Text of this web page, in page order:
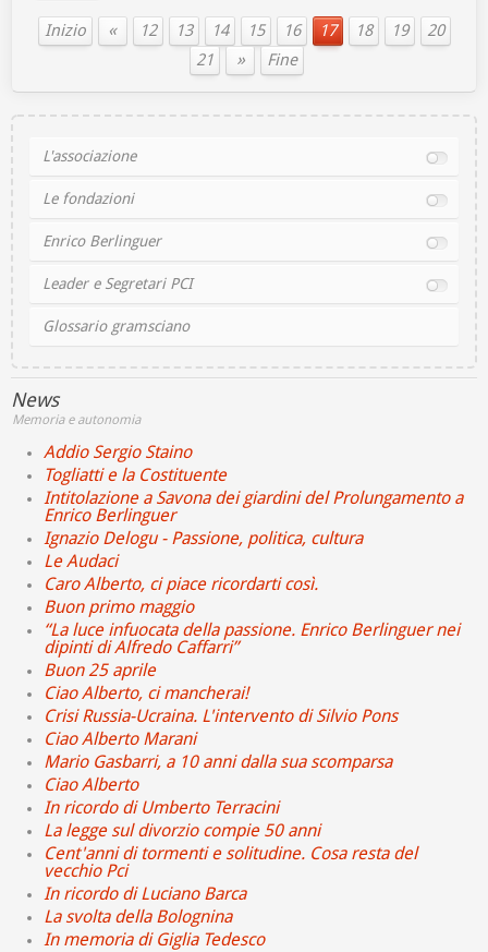
Inizio « 12 13 14 15 16 17 18 19
20
21
» Fine
L'associazione
Le fondazioni
Enrico Berlinguer
Leader e Segretari PCI
Glossario gramsciano
News
Memoria e autonomia
Addio Sergio Staino
Togliatti e la Costituente
Intitolazione a Savona dei giardini del Prolungamento a
Enrico Berlinguer
Ignazio Delogu - Passione, politica, cultura
Le Audaci
Caro Alberto, ci piace ricordarti così.
Buon primo maggio
“La luce infuocata della passione. Enrico Berlinguer nei
dipinti di Alfredo Caffarri”
Buon 25 aprile
Ciao Alberto, ci mancherai!
Crisi Russia-Ucraina. L'intervento di Silvio Pons
Ciao Alberto Marani
Mario Gasbarri, a 10 anni dalla sua scomparsa
Ciao Alberto
In ricordo di Umberto Terracini
La legge sul divorzio compie 50 anni
Cent'anni di tormenti e solitudine. Cosa resta del
vecchio Pci
In ricordo di Luciano Barca
La svolta della Bolognina
In memoria di Giglia Tedesco